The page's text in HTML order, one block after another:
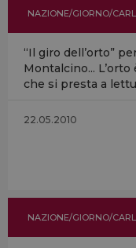
NAZIONE/GIORNO/
“Il giro dell’orto”
Montalcino...
che si presta a
22.05.2010
NAZIONE/GIORNO/